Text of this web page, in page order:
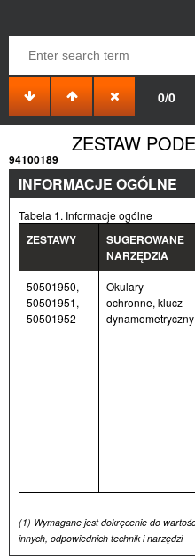
0/0
ZESTAW
94100189
INFORMACJE OGÓLNE
Tabela 1. Informacje ogólne
ZESTAWY
SUGEROWANE
NARZĘDZIA
50501950,
50501951,
50501952
Okulary
ochronne, klucz
dynamometryczny
(1) Wymagane jest dokręcenie do
innych, odpowiednich technik i narzędzi